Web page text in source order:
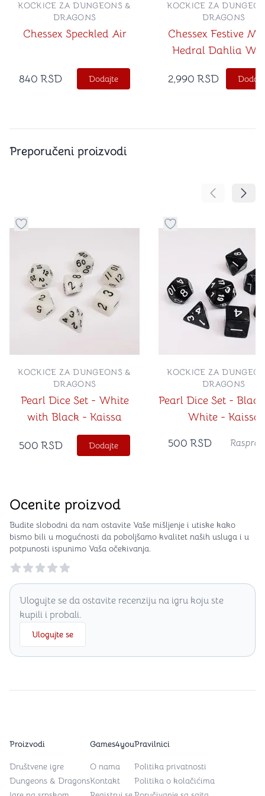
Chessex Speckled Air
KOCKICE ZA DUNGEONS &
DRAGONS
840 RSD Dodajte
Chessex Festive
Hedral Dahlia
Luminary 7-Die
KOCKICE ZA
DRAGONS
2,990 RSD
Preporučeni proizvodi
Pomeranje
Dugme za dodavanje stvari u kategoriju omiljeno
Pearl Dice Set - White
with Black - Kaissa
KOCKICE ZA DUNGEONS &
DRAGONS
500 RSD Dodajte
Dugme za dodavanje
Pearl Dice Set -
White - Kaissa
KOCKICE ZA
DRAGONS
500 RSD
Ocenite proizvod
Budite slobodni da nam ostavite Vaše mišljenje i utiske kako
bismo bili u mogućnosti da poboljšamo kvalitet naših usluga i u
potpunosti ispunimo Vaša očekivanja.
Reviews
Ulogujte se da ostavite recenziju na igru koju ste
kupili i probali.
Ulogujte se
Proizvodi
Društvene igre
Dungeons & Dragons
Games4you
O nama
Kontakt
Pravilnici
Politika privatnosti
Politika o kolačićima